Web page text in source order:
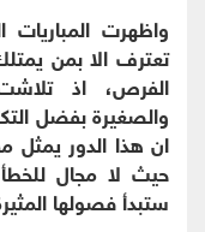
واظهرت
تعترف الا بمن
الفرص، اذ تلاشت
والصغيرة بفضل
ان هذا الدور
حيث لا مجال
ستبدأ فصولها